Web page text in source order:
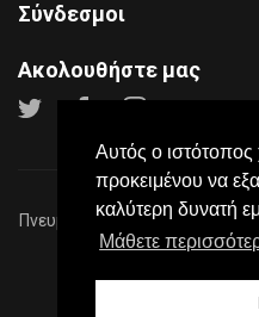
Αυτός ο ιστότοπος
προκειμένου να
καλύτερη δυνατή
Μάθετε
Σύνδεσμοι
Ακολουθήστε μας
Πνευματικά Δικαιώματα ©
νόμιμου